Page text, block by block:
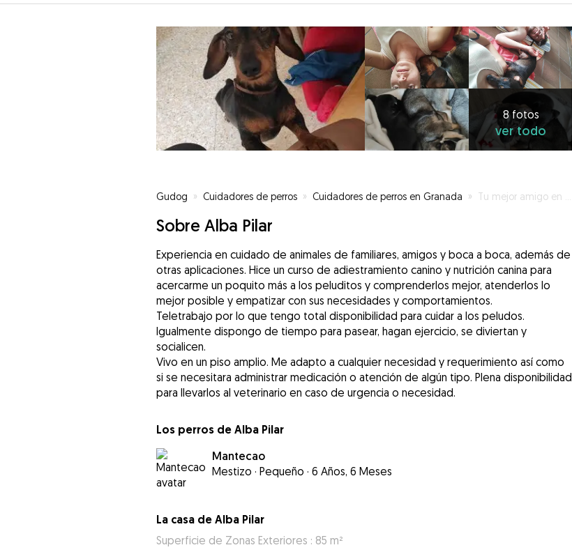
8 fotos
ver todo
Gudog » Cuidadores de perros » Cuidadores de perros en Granada » Tu mejor amigo en buenas manos
Sobre Alba Pilar
Experiencia en cuidado de animales de familiares, amigos y boca a boca, además de
otras aplicaciones. Hice un curso de adiestramiento canino y nutrición canina para
acercarme un poquito más a los peluditos y comprenderlos mejor, atenderlos lo
mejor posible y empatizar con sus necesidades y comportamientos.
Teletrabajo por lo que tengo total disponibilidad para cuidar a los peludos.
Igualmente dispongo de tiempo para pasear, hagan ejercicio, se diviertan y
socialicen.
Vivo en un piso amplio. Me adapto a cualquier necesidad y requerimiento así como
si se necesitara administrar medicación o atención de algún tipo. Plena disponibilidad
Los perros de Alba Pilar
Mantecao
Mestizo · Pequeño · 6 Años, 6 Meses
La casa de Alba Pilar
Superficie de Zonas Exteriores : 85 m²